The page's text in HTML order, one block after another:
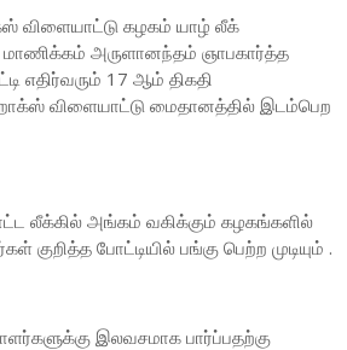
விளையாட்டு கழகம் யாழ் லீக்
அருளானந்தம் ஞாபகார்த்த
எதிர்வரும் 17 ஆம் திகதி
விளையாட்டு மைதானத்தில் இடம்பெற
லீக்கில் அங்கம் வகிக்கும் கழகங்களில்
குறித்த போட்டியில் பங்கு பெற்ற முடியும் .
இலவசமாக பார்ப்பதற்கு